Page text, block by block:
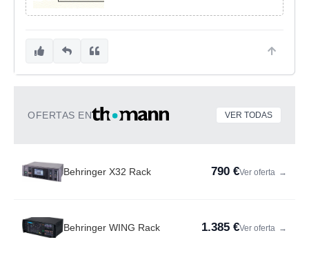
OFERTAS EN VER TODAS
Behringer X32 Rack 790 €Ver oferta →
Behringer WING Rack 1.385 €Ver oferta →